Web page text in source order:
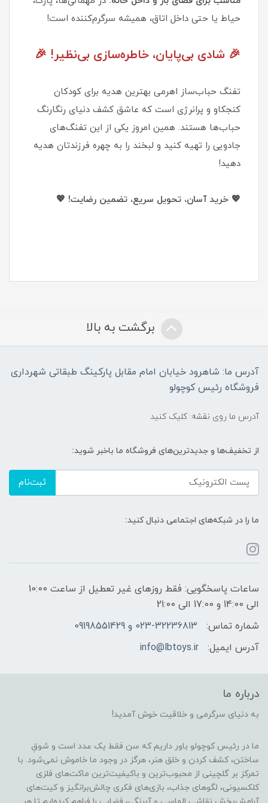
حیاط یا حتی داخل اتاق، همیشه سرگرم‌کننده است!
🎉 شادی بی‌پایان، خاطره‌سازی بی‌نظیر! 🎉
تفنگ حباب‌ساز اهرمی بهترین هدیه برای کودکان
کنجکاو و پرانرژی است که عاشق کشف دنیای رنگارنگ
حباب‌ها هستند. همین امروز یکی از این تفنگ‌های
جادویی را تهیه کنید و لبخند را به چهره فرزندتان هدیه
دهید!
💖 خرید آسان، تحویل سریع، تضمین رضایت! 💖
برگشت به بالا
آدرس ما: شاهرود خیابان امام مقابل پارکینگ طبقاتی شهرداری
فروشگاه رئیس کوچولو
آدرس ما روی نقشه: کلیک کنید
از تخفیف‌ها و جدیدترین‌های فروشگاه ما باخبر شوید:
ثبت‌نام
ما را در شبکه‌های اجتماعی دنبال کنید:
ساعات پاسخگویی: فقط روزهای غیر تعطیل از ساعت 10:00
الی 14:00 و 17:00 الی 21:00
شماره تماس:
023-32236813 و 09198551429
آدرس ایمیل:
info@lbtoys.ir
درباره ما
به دنیای سرگرمی و خلاقیت خوش آمدید!
ما در رئیس کوچولو باور داریم که سن فقط یک عدد است و شوقِ
ساختن، کشف کردن و خلق هنر، هرگز در وجود ما خاموش نمی‌شود. با
تمرکز بر گلچینی از محبوب‌ترین و باکیفیت‌ترین ماکت‌های فلزی
کلکسیونی، لگوهای جذاب، بازی‌های فکری چالش‌برانگیز و کیت‌های